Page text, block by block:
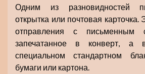
Одним из разновидностей
открытка или почтовая карточка.
отправления с письменным
запечатанное в конверт, а
специальном стандартном
бумаги или картона.